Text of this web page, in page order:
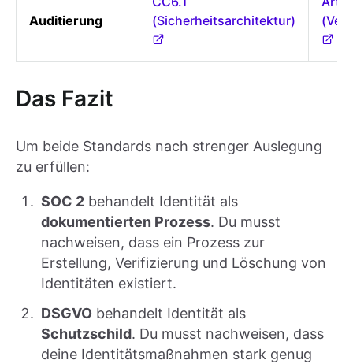
Auditierung
(Sicherheitsarchitektur)
Das Fazit
Um beide Standards nach strenger Auslegung
zu erfüllen:
SOC 2 behandelt Identität als
dokumentierten Prozess. Du musst
nachweisen, dass ein Prozess zur
Erstellung, Verifizierung und Löschung von
Identitäten existiert.
DSGVO behandelt Identität als
Schutzschild. Du musst nachweisen, dass
deine Identitätsmaßnahmen stark genug